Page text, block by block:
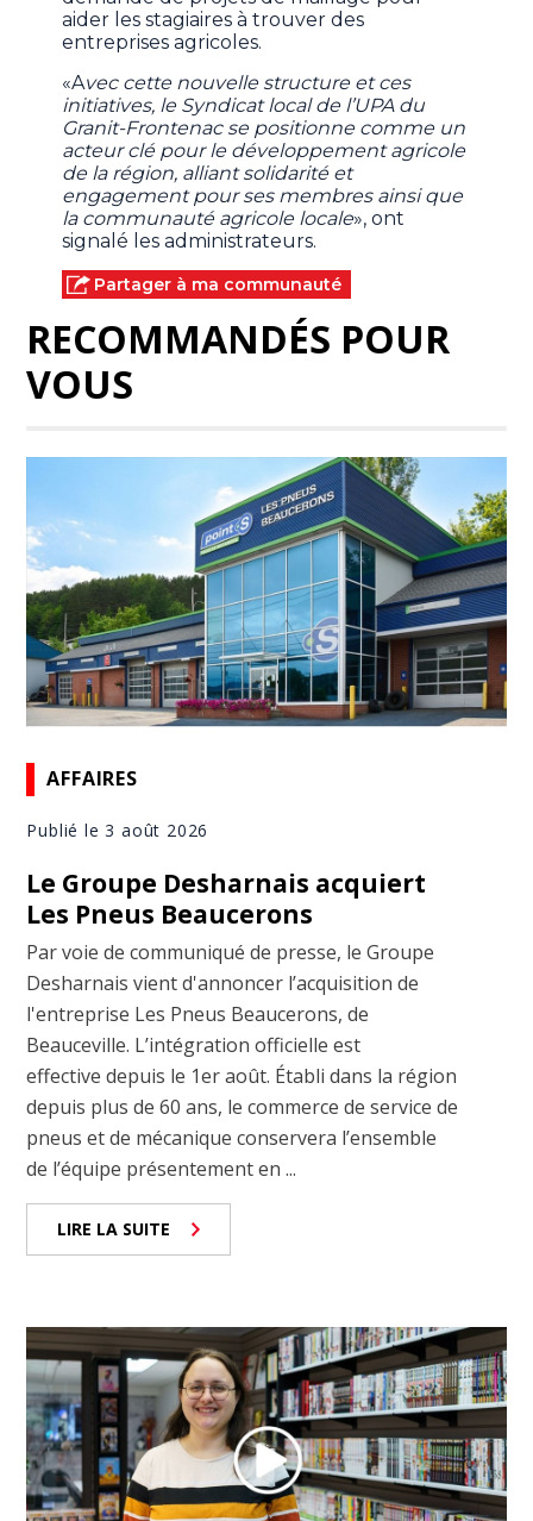
aider les stagiaires à trouver des
entreprises agricoles.
«Avec cette nouvelle structure et ces
initiatives, le Syndicat local de l’UPA du
Granit-Frontenac se positionne comme un
acteur clé pour le développement agricole
de la région, alliant solidarité et
engagement pour ses membres ainsi que
la communauté agricole locale», ont
signalé les administrateurs.
Partager à ma communauté
RECOMMANDÉS POUR
VOUS
AFFAIRES
Publié le 3 août 2026
Le Groupe Desharnais acquiert
Les Pneus Beaucerons
Par voie de communiqué de presse, le Groupe
Desharnais vient d'annoncer l’acquisition de
l'entreprise Les Pneus Beaucerons, de
Beauceville. L’intégration officielle est
effective depuis le 1er août. Établi dans la région
depuis plus de 60 ans, le commerce de service de
pneus et de mécanique conservera l’ensemble
de l’équipe présentement en ...
LIRE LA SUITE